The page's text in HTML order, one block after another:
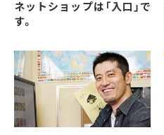
ネットショップは「入口」で
す。